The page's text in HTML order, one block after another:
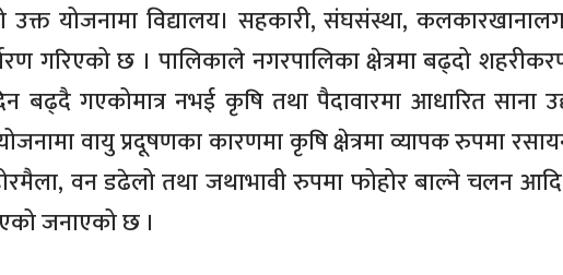
उक्त योजनामा विद्यालय। सहकारी, संघसंस्था,
गरिएको छ । पालिकाले नगरपालिका क्षेत्रमा बढ्दो
बढ्दै गएकोमात्र नभई कृषि तथा पैदावारमा आधारित साना
वायु प्रदूषणका कारणमा कृषि क्षेत्रमा व्यापक रुपमा
वन डढेलो तथा जथाभावी रुपमा फोहोर बाल्ने चलन
जनाएको छ ।